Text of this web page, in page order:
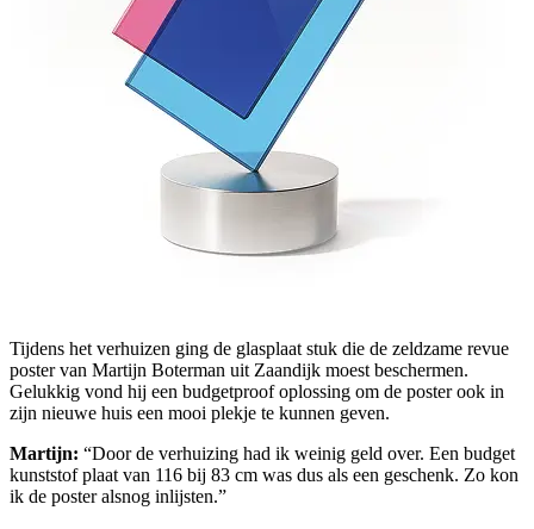
Tijdens het verhuizen ging de glasplaat stuk die de zeldzame revue
poster van Martijn Boterman uit Zaandijk moest beschermen.
Gelukkig vond hij een budgetproof oplossing om de poster ook in
zijn nieuwe huis een mooi plekje te kunnen geven.
Martijn: “Door de verhuizing had ik weinig geld over. Een budget
kunststof plaat van 116 bij 83 cm was dus als een geschenk. Zo kon
ik de poster alsnog inlijsten.”